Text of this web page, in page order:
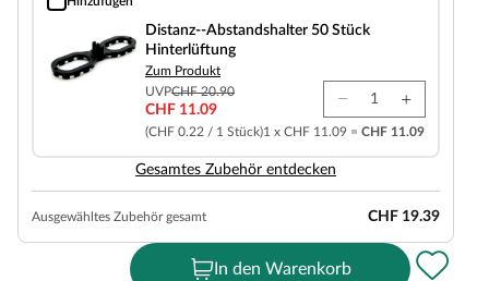
Distanz--Abstandshalter 50 Stück Hinterlüftung
Distanz--Abstandshalter 50 Stück
Hinterlüftung
Zum Produkt
UVPCHF 20.90
CHF 11.09
(CHF 0.22 / 1 Stück)1 x CHF 11.09 = CHF 11.09
Gesamtes Zubehör entdecken
Ausgewähltes Zubehör gesamt CHF 19.39
In den Warenkorb